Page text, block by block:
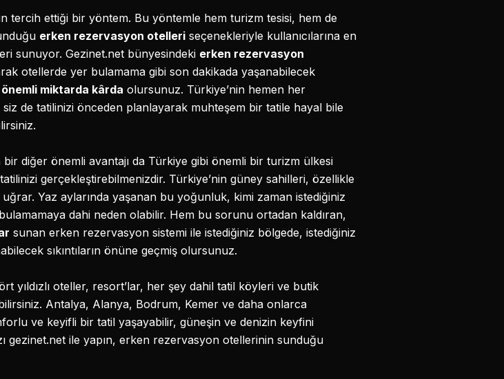
tercih ettiği bir yöntem. Bu yöntemle hem turizm tesisi, hem de
erken rezervasyon otelleri seçenekleriyle kullanıcılarına en
sunuyor. Gezinet.net bünyesindeki erken rezervasyon
otellerde yer bulamama gibi son dakikada yaşanabilecek
önemli miktarda kârda olursunuz. Türkiye’nin hemen her
de tatilinizi önceden planlayarak muhteşem bir tatile hayal bile
diğer önemli avantajı da Türkiye gibi önemli bir turizm ülkesi
tatilinizi gerçekleştirebilmenizdir. Türkiye’nin güney sahilleri, özellikle
Yaz aylarında yaşanan bu yoğunluk, kimi zaman istediğiniz
dahi neden olabilir. Hem bu sorunu ortadan kaldıran,
sunan erken rezervasyon sistemi ile istediğiniz bölgede, istediğiniz
sıkıntıların önüne geçmiş olursunuz.
yıldızlı oteller, resort’lar, her şey dahil tatil köyleri ve butik
Antalya, Alanya, Bodrum, Kemer ve daha onlarca
ve keyifli bir tatil yaşayabilir, güneşin ve denizin keyfini
gezinet.net ile yapın, erken rezervasyon otellerinin sunduğu